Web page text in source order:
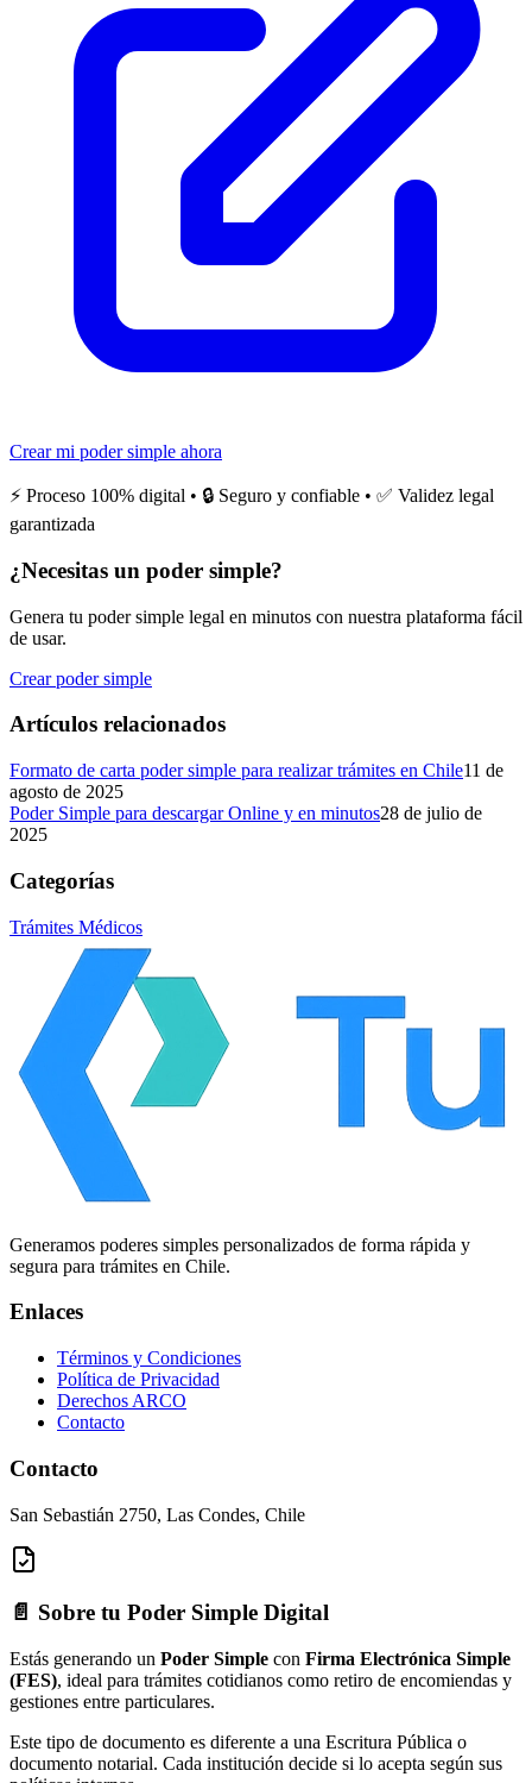
Crear mi poder simple ahora
⚡ Proceso 100% digital • 🔒 Seguro y confiable • ✅ Validez legal
garantizada
¿Necesitas un poder simple?
Genera tu poder simple legal en minutos con nuestra plataforma fácil
de usar.
Crear poder simple
Artículos relacionados
Formato de carta poder simple para realizar trámites en Chile11 de
agosto de 2025
Poder Simple para descargar Online y en minutos28 de julio de
2025
Categorías
Trámites Médicos
Generamos poderes simples personalizados de forma rápida y
segura para trámites en Chile.
Enlaces
Términos y Condiciones
Política de Privacidad
Derechos ARCO
Contacto
Contacto
San Sebastián 2750, Las Condes, Chile
📄 Sobre tu Poder Simple Digital
Estás generando un Poder Simple con Firma Electrónica Simple
(FES), ideal para trámites cotidianos como retiro de encomiendas y
gestiones entre particulares.
Este tipo de documento es diferente a una Escritura Pública o
documento notarial. Cada institución decide si lo acepta según sus